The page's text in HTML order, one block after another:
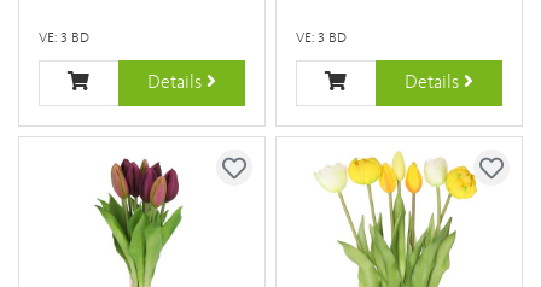
VE: 3 BD
Details
VE: 3 BD
Details